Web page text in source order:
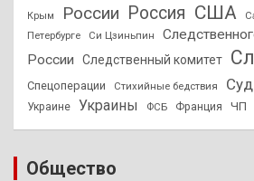
Крым России Россия США
Петербурге
Си Цзиньпин
России
Следственный комитет
Спецоперации Стихийные бедствия Суд
Украине Украины ФСБ Франция ЧП
Общество